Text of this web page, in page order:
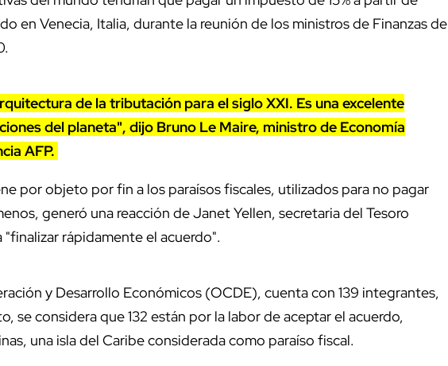
en Venecia, Italia, durante la reunión de los ministros de Finanzas de
de la tributación para el siglo XXI. Es una excelente
del planeta", dijo Bruno Le Maire, ministro de Economía
AFP.
por objeto por fin a los paraísos fiscales, utilizados para no pagar
generó una reacción de Janet Yellen, secretaria del Tesoro
rápidamente el acuerdo".
y Desarrollo Económicos (OCDE), cuenta con 139 integrantes,
se considera que 132 están por la labor de aceptar el acuerdo,
una isla del Caribe considerada como paraíso fiscal.